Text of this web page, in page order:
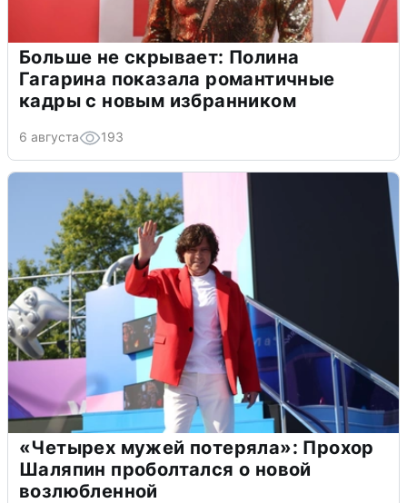
Больше не скрывает: Полина
Гагарина показала романтичные
кадры с новым избранником
6 августа 193
«Четырех мужей потеряла»: Прохор
Шаляпин проболтался о новой
возлюбленной